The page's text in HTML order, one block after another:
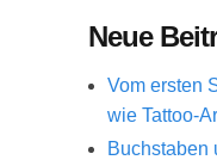
Neue
Vom ersten
wie Tattoo-
Buchstaben